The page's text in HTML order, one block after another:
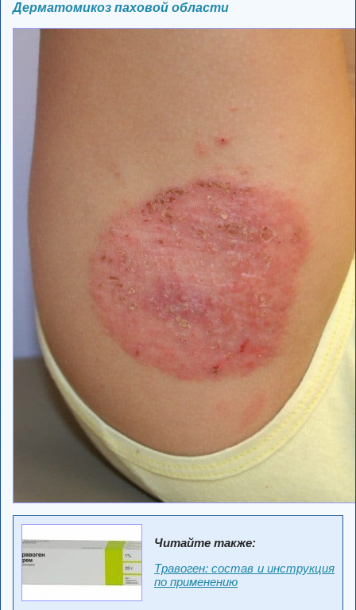
Дерматомикоз паховой области
Читайте также:
Травоген: состав и инструкция
по применению